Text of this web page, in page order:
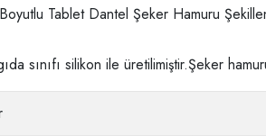
Tablet Dantel Şeker Hamuru
sınıfı silikon ile üretilimiştir.Şeker